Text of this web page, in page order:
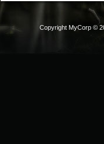
Copyright MyCorp ©